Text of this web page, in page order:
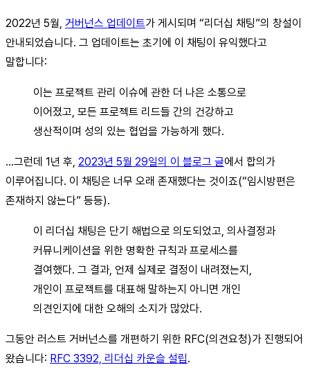
2022년 5월, 거버넌스 업데이트가 게시되며 “리더십 채팅”의 창설이
안내되었습니다. 그 업데이트는 초기에 이 채팅이 유익했다고
말합니다:
이는 프로젝트 관리 이슈에 관한 더 나은 소통으로
이어졌고, 모든 프로젝트 리드들 간의 건강하고
생산적이며 성의 있는 협업을 가능하게 했다.
…그런데 1년 후, 2023년 5월 29일의 이 블로그 글에서 합의가
이루어집니다. 이 채팅은 너무 오래 존재했다는 것이죠(“임시방편은
존재하지 않는다” 등등).
이 리더십 채팅은 단기 해법으로 의도되었고, 의사결정과
커뮤니케이션을 위한 명확한 규칙과 프로세스를
결여했다. 그 결과, 언제 실제로 결정이 내려졌는지,
개인이 프로젝트를 대표해 말하는지 아니면 개인
의견인지에 대한 오해의 소지가 많았다.
그동안 러스트 거버넌스를 개편하기 위한 RFC(의견요청)가 진행되어
왔습니다: RFC 3392, 리더십 카운슬 설립.